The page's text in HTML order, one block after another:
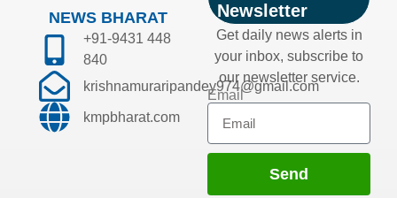
NEWS BHARAT
+91-9431 448
840
krishnamuraripandey974@gmail.com
kmpbharat.com
Newsletter
Get daily news alerts in
your inbox, subscribe to
our newsletter service.
Email
Send